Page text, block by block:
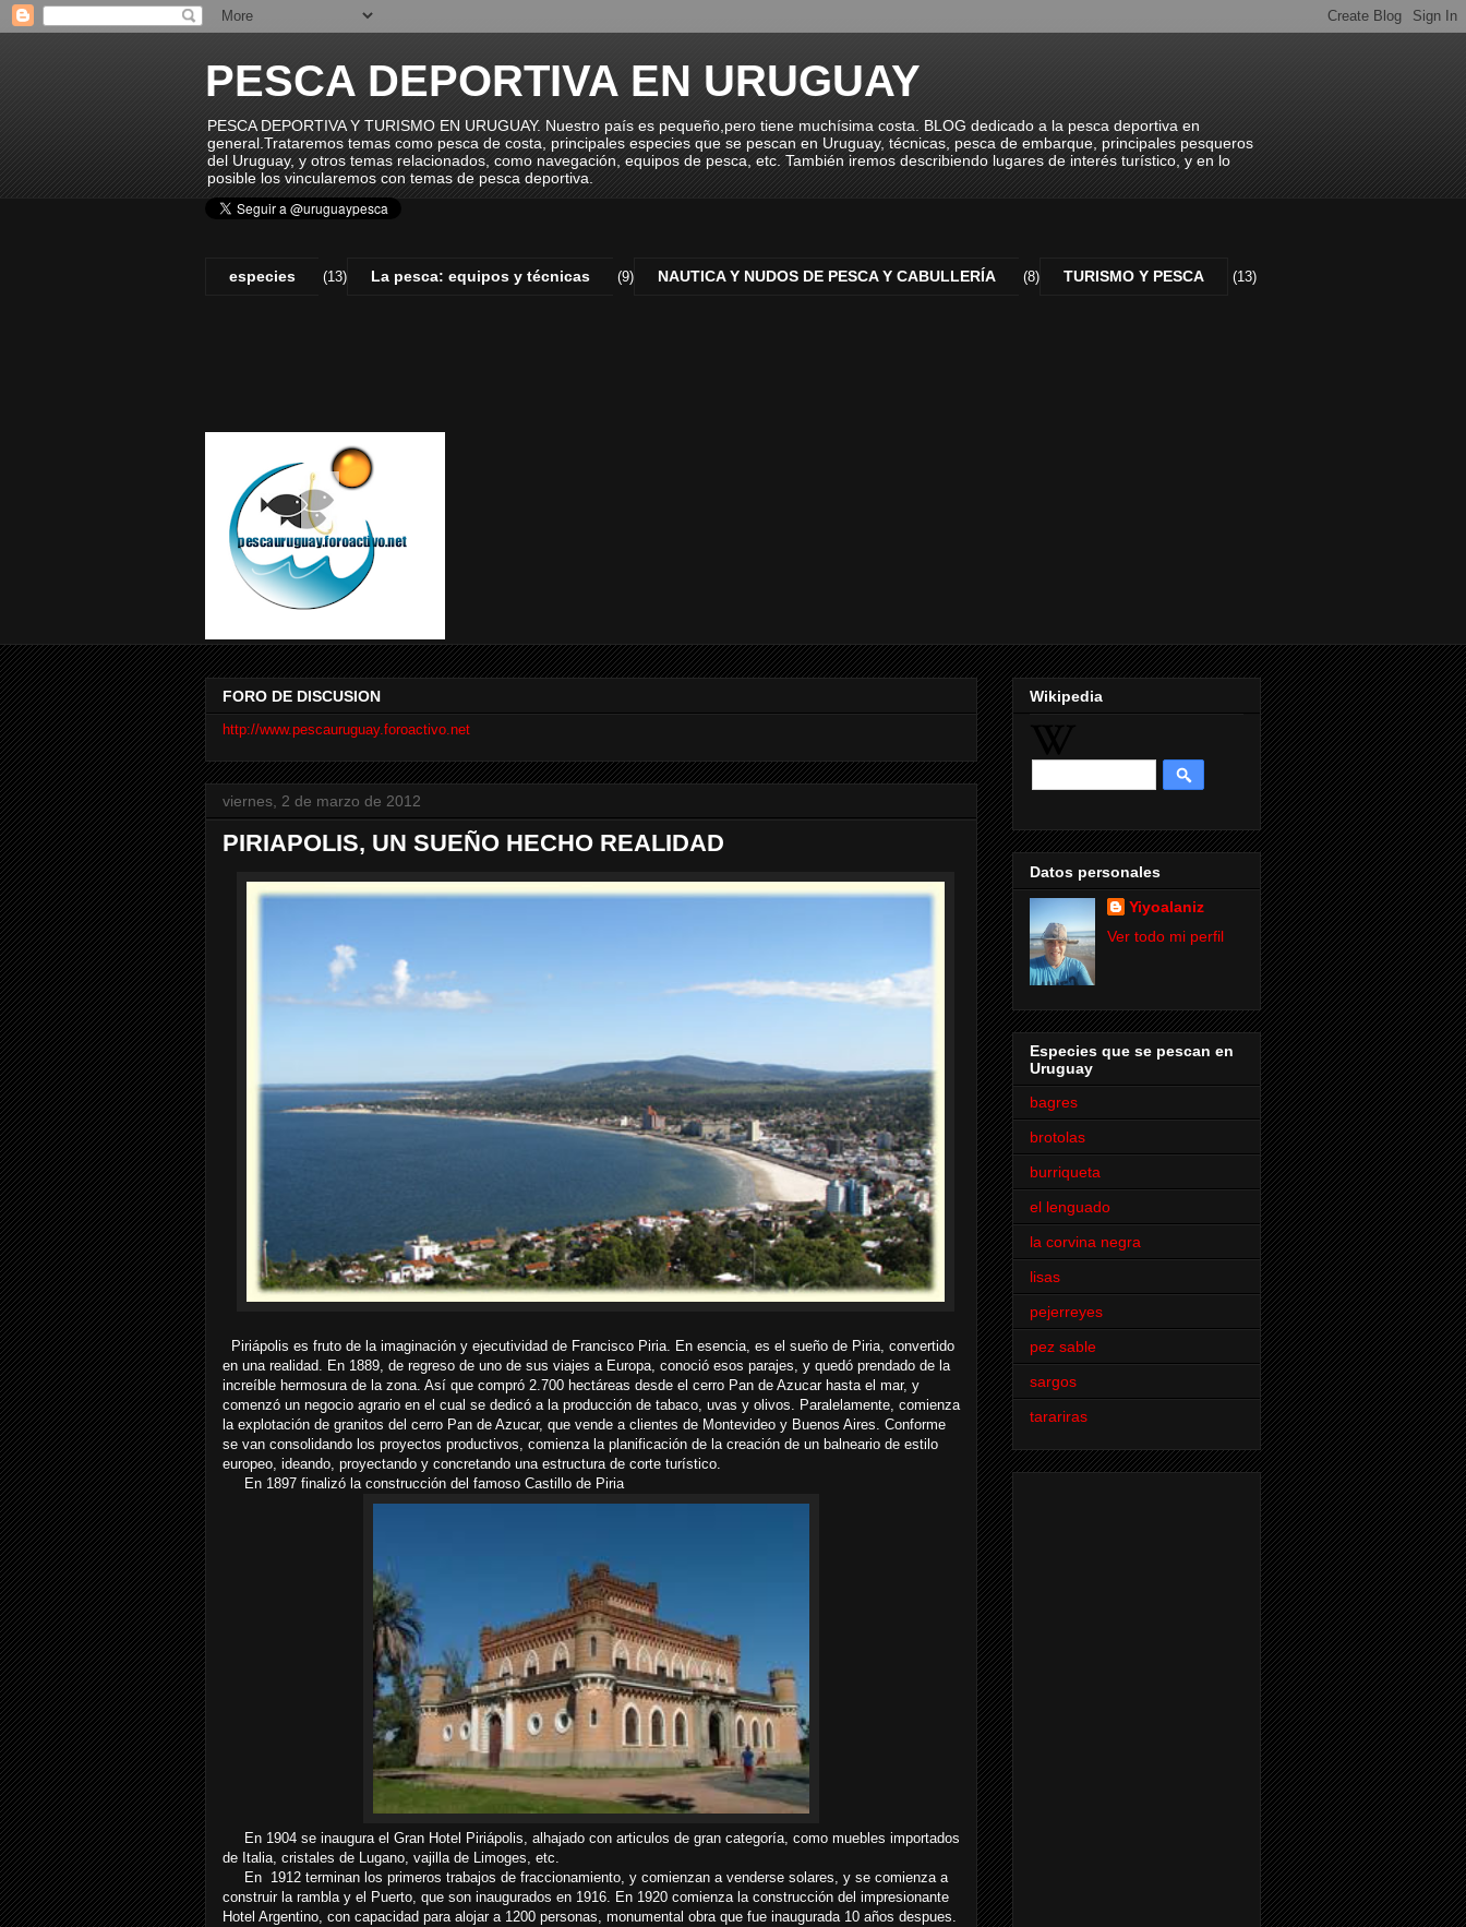
PESCA DEPORTIVA EN URUGUAY
PESCA DEPORTIVA Y TURISMO EN URUGUAY. Nuestro país es pequeño,pero tiene muchísima costa. BLOG dedicado a la pesca deportiva en
general.Trataremos temas como pesca de costa, principales especies que se pescan en Uruguay, técnicas, pesca de embarque, principales pesqueros
del Uruguay, y otros temas relacionados, como navegación, equipos de pesca, etc. También iremos describiendo lugares de interés turístico, y en lo
posible los vincularemos con temas de pesca deportiva.
especies (13) La pesca: equipos y técnicas (9) NAUTICA Y NUDOS DE PESCA Y CABULLERÍA (8) TURISMO Y PESCA (13)
FORO DE DISCUSION
http://www.pescauruguay.foroactivo.net
viernes, 2 de marzo de 2012
PIRIAPOLIS, UN SUEÑO HECHO REALIDAD
Piriápolis es fruto de la imaginación y ejecutividad de Francisco Piria. En esencia, es el sueño de Piria, convertido
en una realidad. En 1889, de regreso de uno de sus viajes a Europa, conoció esos parajes, y quedó prendado de la
increíble hermosura de la zona. Así que compró 2.700 hectáreas desde el cerro Pan de Azucar hasta el mar, y
comenzó un negocio agrario en el cual se dedicó a la producción de tabaco, uvas y olivos. Paralelamente, comienza
la explotación de granitos del cerro Pan de Azucar, que vende a clientes de Montevideo y Buenos Aires. Conforme
se van consolidando los proyectos productivos, comienza la planificación de la creación de un balneario de estilo
europeo, ideando, proyectando y concretando una estructura de corte turístico.
En 1897 finalizó la construcción del famoso Castillo de Piria
En 1904 se inaugura el Gran Hotel Piriápolis, alhajado con articulos de gran categoría, como muebles importados
de Italia, cristales de Lugano, vajilla de Limoges, etc.
En 1912 terminan los primeros trabajos de fraccionamiento, y comienzan a venderse solares, y se comienza a
construir la rambla y el Puerto, que son inaugurados en 1916. En 1920 comienza la construcción del impresionante
Hotel Argentino, con capacidad para alojar a 1200 personas, monumental obra que fue inaugurada 10 años despues.
Wikipedia
Datos personales
Yiyoalaniz
Ver todo mi perfil
Especies que se pescan en
Uruguay
bagres
brotolas
burriqueta
el lenguado
la corvina negra
lisas
pejerreyes
pez sable
sargos
tarariras